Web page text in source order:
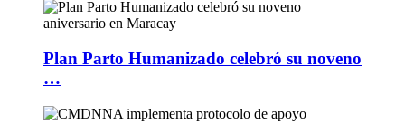
Plan Parto Humanizado celebró su noveno
…